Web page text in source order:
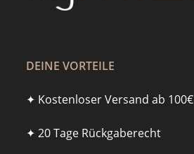
DEINE VORTEILE
✦ Kostenloser Versand ab 100€
✦ 20 Tage Rückgaberecht